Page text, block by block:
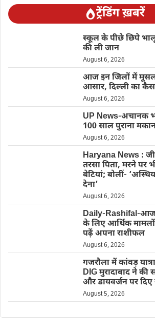
ट्रेंडिंग ख़बरें
स्कूल के पीछे छिपे
की ली जान
August 6, 2026
आज इन जिलों में
आसार, दिल्ली का
August 6, 2026
UP News-अचानक
100 साल पुराना
August 6, 2026
Haryana News :
तरसा पिता, मरने पर
बेटियां; बोलीं-
देना’
August 6, 2026
Daily-Rashifal-आज
के लिए आर्थिक
पढ़ें अपना राशीफल
August 6, 2026
गजरौला में कांवड़
DIG मुरादाबाद ने की
और डायवर्जन पर दिए
August 5, 2026